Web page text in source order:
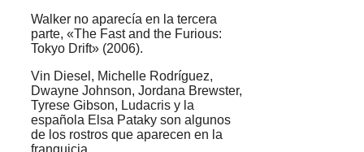
Walker no aparecía en la tercera
parte, «The Fast and the Furious:
Tokyo Drift» (2006).
Vin Diesel, Michelle Rodríguez,
Dwayne Johnson, Jordana Brewster,
Tyrese Gibson, Ludacris y la
española Elsa Pataky son algunos
de los rostros que aparecen en la
franquicia.